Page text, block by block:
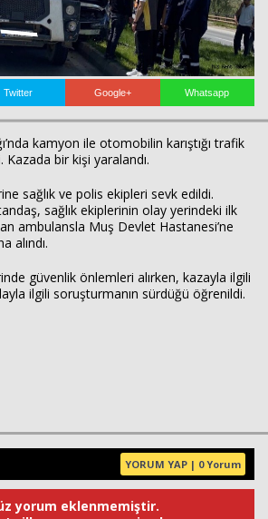
Twitter Google+ Whatsapp
kamyon ile otomobilin karıştığı trafik
Kazada bir kişi yaralandı.
sağlık ve polis ekipleri sevk edildi.
sağlık ekiplerinin olay yerindeki ilk
ambulansla Muş Devlet Hastanesi’ne
alındı.
güvenlik önlemleri alırken, kazayla ilgili
ilgili soruşturmanın sürdüğü öğrenildi.
YORUM YAP | 0 Yorum
yorum eklenmemiştir.
İLETİŞİM